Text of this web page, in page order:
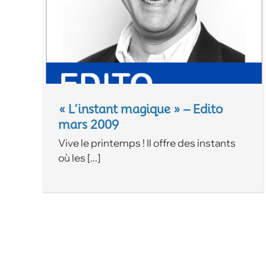
« L’instant magique » – Edito
mars 2009
Vive le printemps ! Il offre des instants
où les [...]